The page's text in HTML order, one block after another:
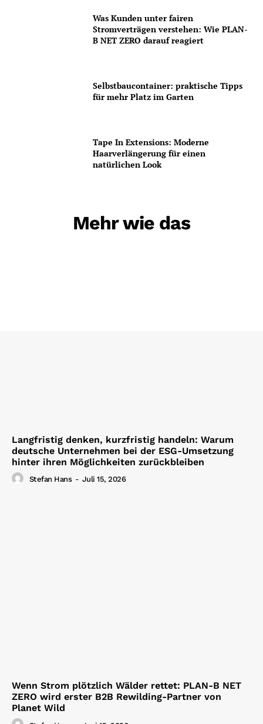
Was Kunden unter fairen
Stromverträgen verstehen: Wie PLAN-
B NET ZERO darauf reagiert
Selbstbaucontainer: praktische Tipps
für mehr Platz im Garten
Tape In Extensions: Moderne
Haarverlängerung für einen
natürlichen Look
Mehr wie das
Langfristig denken, kurzfristig handeln: Warum
deutsche Unternehmen bei der ESG-Umsetzung
hinter ihren Möglichkeiten zurückbleiben
Stefan Hans - Juli 15, 2026
Wenn Strom plötzlich Wälder rettet: PLAN-B NET
ZERO wird erster B2B Rewilding-Partner von
Planet Wild